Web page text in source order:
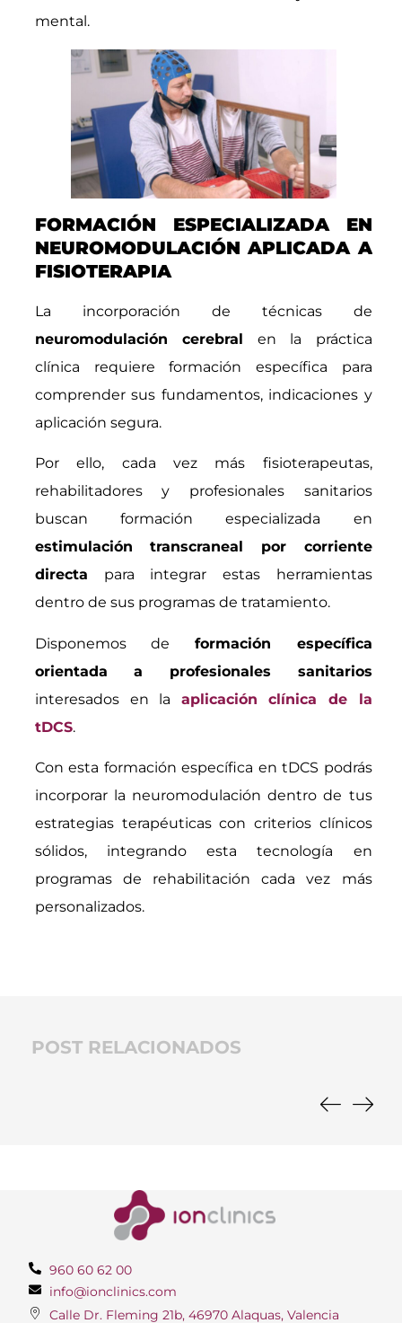
mental.
FORMACIÓN ESPECIALIZADA EN
NEUROMODULACIÓN APLICADA A
FISIOTERAPIA
La incorporación de técnicas de
neuromodulación cerebral en la práctica
clínica requiere formación específica para
comprender sus fundamentos, indicaciones y
aplicación segura.
Por ello, cada vez más fisioterapeutas,
rehabilitadores y profesionales sanitarios
buscan formación especializada en
estimulación transcraneal por corriente
directa para integrar estas herramientas
dentro de sus programas de tratamiento.
Disponemos deformación específica
orientada a profesionales sanitarios
interesados en la aplicación clínica de la
tDCS.
Con esta formación específica en tDCS podrás
incorporar la neuromodulación dentro de tus
estrategias terapéuticas con criterios clínicos
sólidos, integrando esta tecnología en
programas de rehabilitación cada vez más
personalizados.
POST RELACIONADOS
960 60 62 00
info@ionclinics.com
Calle Dr. Fleming 21b, 46970 Alaquas, Valencia